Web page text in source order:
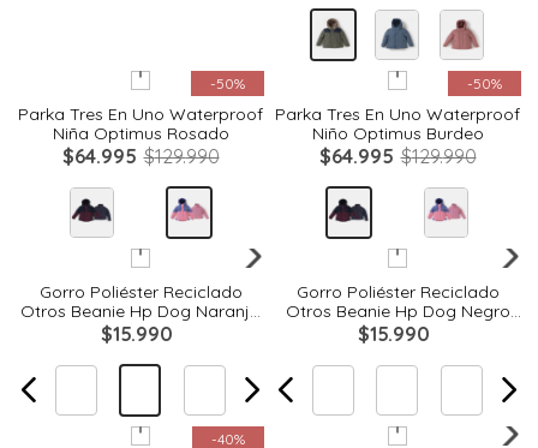
-50%
Quickview
Parka Tres En Uno Waterproof
Niña Optimus Rosado
$64.995 $129.990
-50%
Quickview
Parka Tres En Uno Waterproof
Niño Optimus Burdeo
$64.995 $129.990
Quickview
Gorro Poliéster Reciclado
Otros Beanie Hp Dog Naranjo
Hush Puppies
$15.990
Quickview
Gorro Poliéster Reciclado
Otros Beanie Hp Dog Negro
Hush Puppies
$15.990
-40%
Quickview Quickview